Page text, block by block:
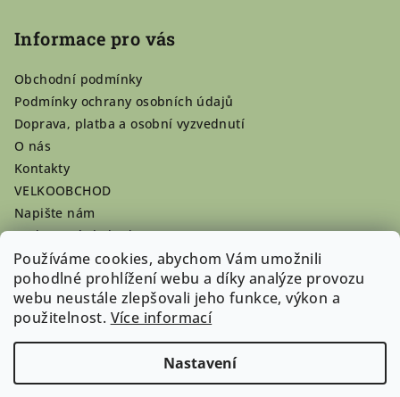
Používáme cookies, abychom Vám umožnili
pohodlné prohlížení webu a díky analýze provozu
webu neustále zlepšovali jeho funkce, výkon a
použitelnost. Více informací
Nastavení
Informace pro vás
Obchodní podmínky
Podmínky ochrany osobních údajů
Doprava, platba a osobní vyzvednutí
O nás
Kontakty
VELKOOBCHOD
Napište nám
Hodnocení obchodu
Registrace se vyplatí!
Pamlsky na míru
Nepřevzaté dobírky
Copyright 2026Doghouse-shop.cz. Všechna práva